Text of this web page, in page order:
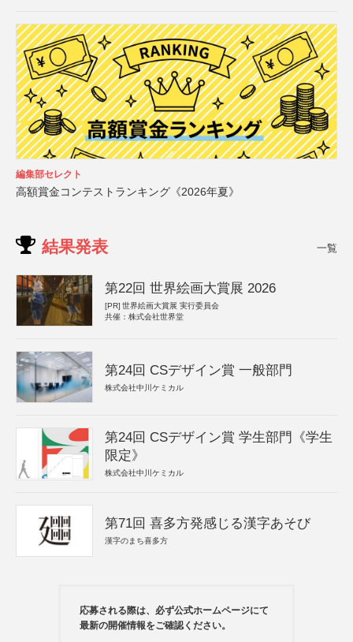
編集部セレクト
高額賞金コンテストランキング《2026年夏》
結果発表 一覧
第22回 世界絵画大賞展 2026
[PR] 世界絵画大賞展 実行委員会
共催：株式会社世界堂
第24回 CSデザイン賞 一般部門
株式会社中川ケミカル
第24回 CSデザイン賞 学生部門《学生
限定》
株式会社中川ケミカル
第71回 喜多方発感じる漢字あそび
漢字のまち喜多方
応募される際は、必ず公式ホームページにて
最新の開催情報をご確認ください。